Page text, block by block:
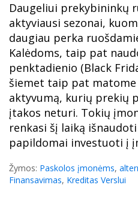
Daugeliui prekybininkų
aktyviausi sezonai,
daugiau perka
Kalėdoms, taip pat
penktadienio (Black
šiemet taip pat
aktyvumą, kurių prekių
įtakos neturi. Tokių
renkasi šį laiką
papildomai investuoti į
Žymos: Paskolos įmonėms,
Finansavimas, Kreditas Verslui